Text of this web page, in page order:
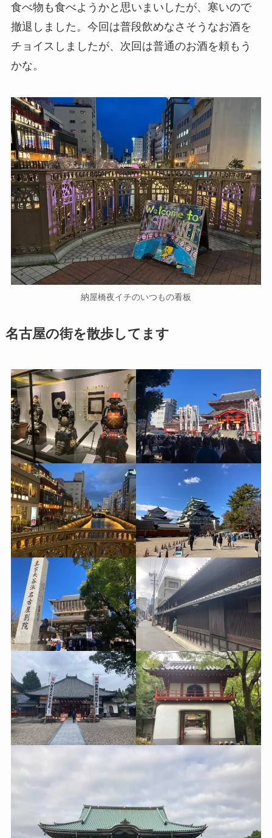
食べ物も食べようかと思いまいしたが、寒いので
撤退しました。今回は普段飲めなさそうなお酒を
チョイスしましたが、次回は普通のお酒を頼もう
かな。
納屋橋夜イチのいつもの看板
名古屋の街を散歩してます